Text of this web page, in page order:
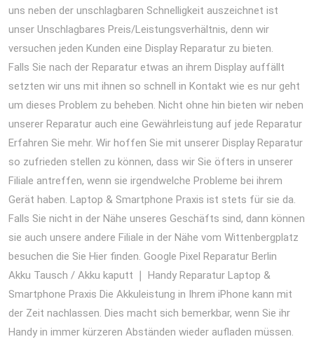
uns neben der unschlagbaren Schnelligkeit auszeichnet ist
unser Unschlagbares Preis/Leistungsverhältnis, denn wir
versuchen jeden Kunden eine Display Reparatur zu bieten.
Falls Sie nach der Reparatur etwas an ihrem Display auffällt
setzten wir uns mit ihnen so schnell in Kontakt wie es nur geht
um dieses Problem zu beheben. Nicht ohne hin bieten wir neben
unserer Reparatur auch eine Gewährleistung auf jede Reparatur
Erfahren Sie mehr. Wir hoffen Sie mit unserer Display Reparatur
so zufrieden stellen zu können, dass wir Sie öfters in unserer
Filiale antreffen, wenn sie irgendwelche Probleme bei ihrem
Gerät haben. Laptop & Smartphone Praxis ist stets für sie da.
Falls Sie nicht in der Nähe unseres Geschäfts sind, dann können
sie auch unsere andere Filiale in der Nähe vom Wittenbergplatz
besuchen die Sie Hier finden. Google Pixel Reparatur Berlin
Akku Tausch / Akku kaputt ❘ Handy Reparatur Laptop &
Smartphone Praxis Die Akkuleistung in Ihrem iPhone kann mit
der Zeit nachlassen. Dies macht sich bemerkbar, wenn Sie ihr
Handy in immer kürzeren Abständen wieder aufladen müssen.